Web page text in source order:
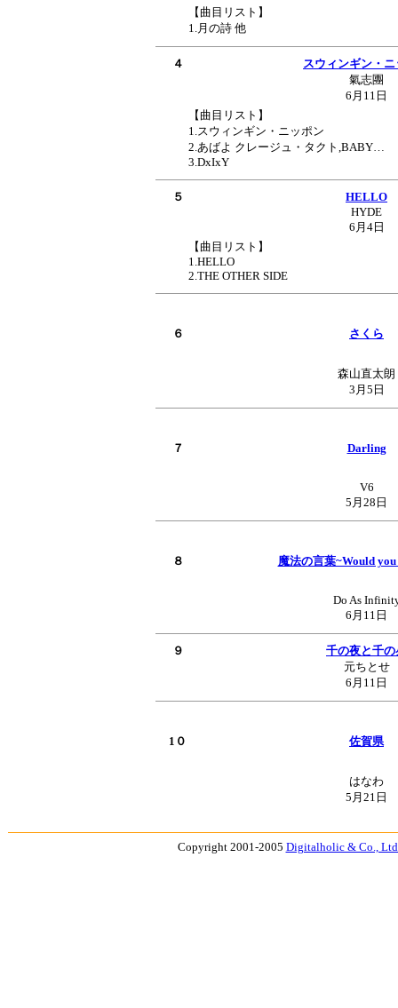
【曲目リスト】
1.月の詩 他
４
スウィンギン・
氣志團
6月11日
【曲目リスト】
1.スウィンギン・ニッポン
2.あばよ クレージュ・タクト,BABY…
3.DxIxY
５
HELLO
HYDE
6月4日
【曲目リスト】
1.HELLO
2.THE OTHER SIDE
６ さくら
森山直太朗
3月5日
７ Darling
V6
5月28日
８ 魔法の言葉~Would
Do As
6月11日
９
千の夜と千の
元ちとせ
6月11日
1０ 佐賀県
はなわ
5月21日
Copyright 2001-2005 Digitalholic & Co.,